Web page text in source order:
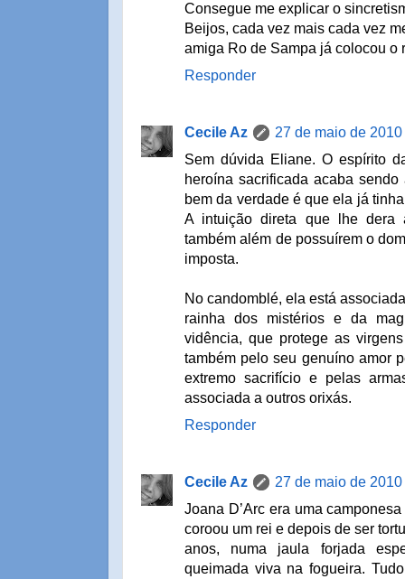
Consegue me explicar o
Beijos, cada vez mais cada vez
amiga Ro de Sampa já colocou o
Responder
Cecile Az
27 de maio de
Sem dúvida Eliane. O espírito
heroína sacrificada acaba
bem da verdade é que ela já
A intuição direta que lhe dera
também além de possuírem o
imposta.
No candomblé, ela está
rainha dos mistérios e da
vidência, que protege as
também pelo seu genuíno amor
extremo sacrifício e pelas
associada a outros orixás.
Responder
Cecile Az
27 de maio de
Joana D’Arc era uma
coroou um rei e depois de ser
anos, numa jaula forjada
queimada viva na fogueira.